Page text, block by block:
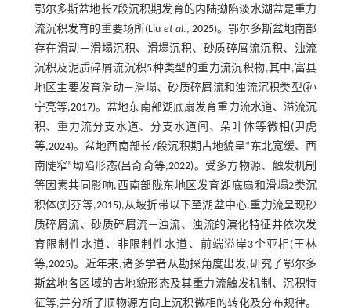
鄂尔多斯盆地长7段沉积期发育的内陆拗陷淡水湖盆是重力
流沉积发育的重要场所(Liu et al., 2025)。鄂尔多斯盆地南部
存在滑动—滑塌沉积、滑塌沉积、砂质碎屑流沉积、浊流
沉积及泥质碎屑流沉积5种类型的重力流沉积物,其中,富县
地区主要发育滑动—滑塌、砂质碎屑流和浊流沉积类型(孙
宁亮等,2017)。盆地东南部湖底扇发育重力流水道、溢流沉
积、重力流分支水道、分支水道间、朵叶体等微相(尹虎
等,2024)。盆地西南部长7段沉积期古地貌呈“东北宽缓、西
南陡窄”坳陷形态(吕奇奇等,2022)。受多方物源、触发机制
等因素共同影响,西南部陇东地区发育湖底扇和滑塌2类沉
积体(刘芬等,2015),从坡折带以下至湖盆中心,重力流呈现砂
质碎屑流、砂质碎屑流—浊流、浊流的演化特征并依次发
育限制性水道、非限制性水道、前端溢岸3个亚相(王林
等,2025)。近年来,诸多学者从勘探角度出发,研究了鄂尔多
斯盆地各区域的古地貌形态及其重力流触发机制、沉积特
征等,并分析了顺物源方向上沉积微相的转化及分布规律。